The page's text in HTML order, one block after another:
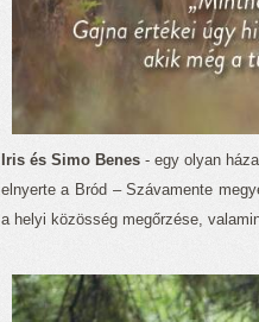
Iris és Simo Benes- egy olyan
elnyerte a Bród – Szávamente
a helyi közösség megőrzése,